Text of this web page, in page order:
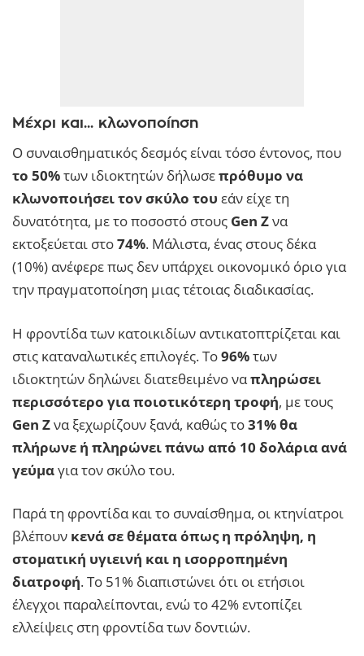
Μέχρι και... κλωνοποίηση
Ο συναισθηματικός δεσμός είναι τόσο έντονος, που
το 50%των ιδιοκτητών δήλωσεπρόθυμο να
κλωνοποιήσει τον σκύλο του εάν είχε τη
δυνατότητα, με το ποσοστό στους Gen Zνα
εκτοξεύεται στο74%. Μάλιστα, ένας στους δέκα
(10%) ανέφερε πως δεν υπάρχει οικονομικό όριο για
την πραγματοποίηση μιας τέτοιας διαδικασίας.
Η φροντίδα των κατοικιδίων αντικατοπτρίζεται και
στις καταναλωτικές επιλογές. Το96%των
ιδιοκτητών δηλώνει διατεθειμένο ναπληρώσει
περισσότερο για ποιοτικότερη τροφή, με τους
Gen Zνα ξεχωρίζουν ξανά, καθώς το31% θα
πλήρωνε ή πληρώνει πάνω από 10 δολάρια ανά
γεύμαγια τον σκύλο του.
Παρά τη φροντίδα και το συναίσθημα, οι κτηνίατροι
βλέπουν κενά σε θέματα όπως η πρόληψη, η
στοματική υγιεινή και η ισορροπημένη
διατροφή. Το 51% διαπιστώνει ότι οι ετήσιοι
έλεγχοι παραλείπονται, ενώ το 42% εντοπίζει
ελλείψεις στη φροντίδα των δοντιών.